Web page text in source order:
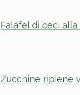
Falafel di ceci
Zucchine ripiene